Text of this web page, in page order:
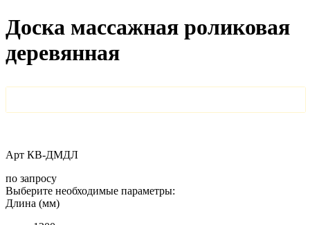
Доска массажная роликовая
деревянная
Арт КВ-ДМДЛ
по запросу
Выберите необходимые параметры:
Длина (мм)